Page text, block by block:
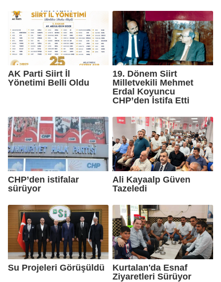
AK Parti Siirt İl
Yönetimi Belli Oldu
19. Dönem Siirt
Milletvekili Mehmet
Erdal Koyuncu
CHP’den İstifa Etti
CHP’den istifalar
sürüyor
Ali Kayaalp Güven
Tazeledi
Su Projeleri Görüşüldü
Kurtalan'da Esnaf
Ziyaretleri Sürüyor